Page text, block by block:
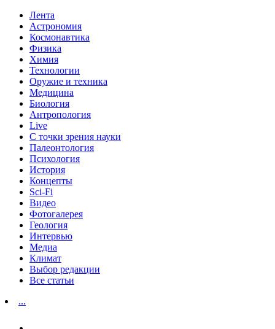
Лента
Астрономия
Космонавтика
Физика
Химия
Технологии
Оружие и техника
Медицина
Биология
Антропология
Live
С точки зрения науки
Палеонтология
Психология
История
Концепты
Sci-Fi
Видео
Фотогалерея
Геология
Интервью
Медиа
Климат
Выбор редакции
Все статьи
...